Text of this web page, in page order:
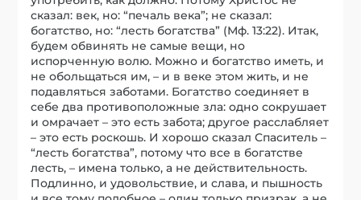
сказал: век, но: “печаль века”; не сказал:
богатство, но: “лесть богатства” (Мф. 13:22). Итак,
будем обвинять не самые вещи, но
испорченную волю. Можно и богатство иметь, и
не обольщаться им, – и в веке этом жить, и не
подавляться заботами. Богатство соединяет в
себе два противоположные зла: одно сокрушает
и омрачает – это есть забота; другое расслабляет
– это есть роскошь. И хорошо сказал Спаситель –
“лесть богатства”, потому что все в богатстве
лесть, – имена только, а не действительность.
Подлинно, и удовольствие, и слава, и пышность